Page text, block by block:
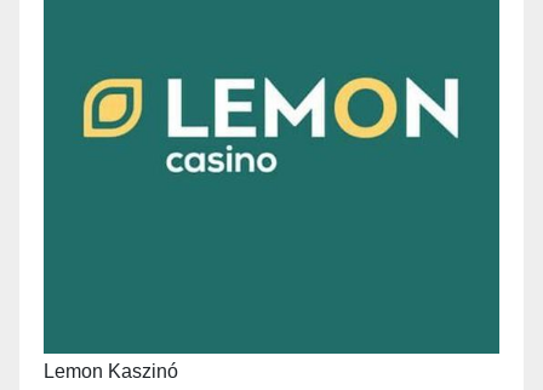
Lemon Kaszinó